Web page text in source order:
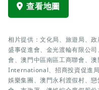
查看地圖
相片提供：文化局、旅遊局、
盛事促進會、金光渡輪有限公
會、澳門中區南區工商聯會、
International、招商投資促進
娛樂集團、澳門永利渡假村、